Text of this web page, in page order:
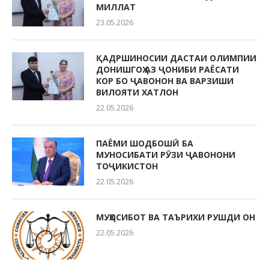
МИЛЛАТ
23.05.2026
ҚАДРШИНОСИИ ДАСТАИ ОЛИМПИИ
ДОНИШГОҲ АЗ ҶОНИБИ РАЁСАТИ
КОР БО ҶАВОНОН ВА ВАРЗИШИ
ВИЛОЯТИ ХАТЛОН
22.05.2026
ПАЁМИ ШОДБОШӢ БА
МУНОСИБАТИ РӮЗИ ҶАВОНОНИ
ТОҶИКИСТОН
22.05.2026
МУҲОСИБОТ ВА ТАЪРИХИ РУШДИ ОН
22.05.2026